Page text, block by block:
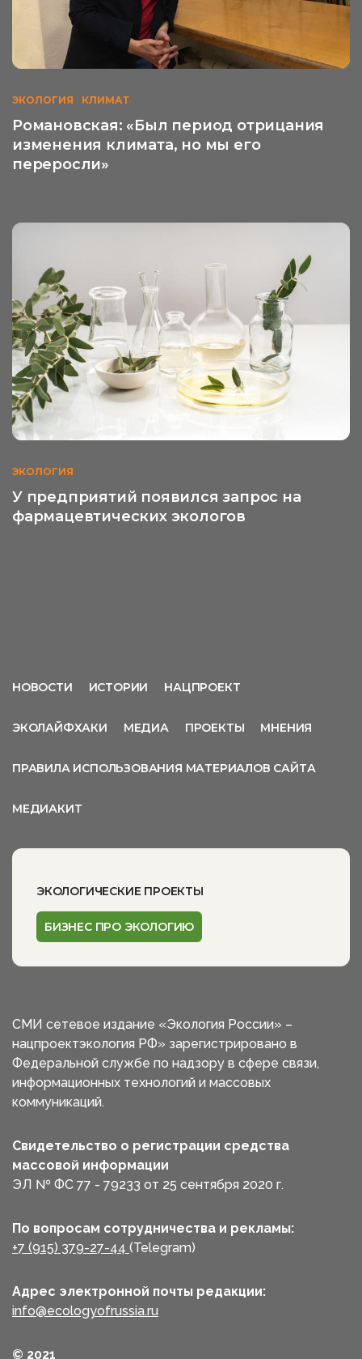
ЭКОЛОГИЯ КЛИМАТ
Романовская: «Был период отрицания
изменения климата, но мы его
переросли»
ЭКОЛОГИЯ
У предприятий появился запрос на
фармацевтических экологов
НОВОСТИ ИСТОРИИ НАЦПРОЕКТ
ЭКОЛАЙФХАКИ МЕДИА ПРОЕКТЫ МНЕНИЯ
ПРАВИЛА ИСПОЛЬЗОВАНИЯ МАТЕРИАЛОВ САЙТА
МЕДИАКИТ
ЭКОЛОГИЧЕСКИЕ ПРОЕКТЫ
БИЗНЕС ПРО ЭКОЛОГИЮ
СМИ сетевое издание «Экология России» –
нацпроектэкология РФ» зарегистрировано в
Федеральной службе по надзору в сфере связи,
информационных технологий и массовых
коммуникаций.
Свидетельство о регистрации средства
массовой информации
ЭЛ № ФС 77 - 79233 от 25 сентября 2020 г.
По вопросам сотрудничества и рекламы:
+7 (915) 379-27-44 (Telegram)
Адрес электронной почты редакции:
info@ecologyofrussia.ru
© 2021